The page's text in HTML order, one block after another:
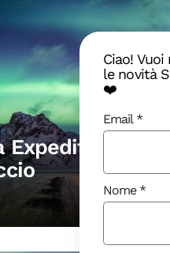
e
Ciao!
le novità
❤️
Email
Nome